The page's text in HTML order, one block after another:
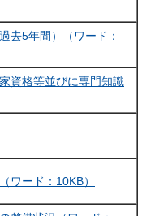
去5年間）（ワード：
資格等並びに専門知識
ワード：10KB）